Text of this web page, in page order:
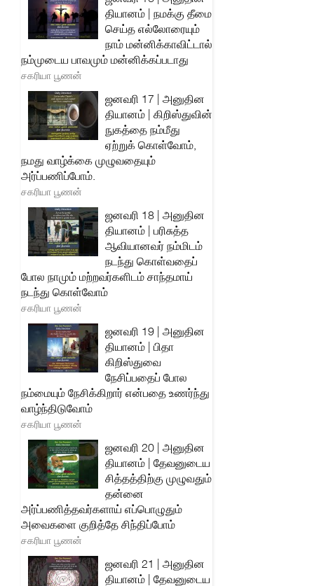
தியானம் | நமக்கு தீமை
செய்த எல்லோரையும்
நாம் மன்னிக்காவிட்டால்
நம்முடைய பாவமும் மன்னிக்கப்படாது
சகரியா பூணன்
ஜனவரி 17 | அனுதின
தியானம் | கிறிஸ்துவின்
நுகத்தை நம்மீது
ஏற்றுக் கொள்வோம்,
நமது வாழ்க்கை முழுவதையும்
அர்ப்பணிப்போம்.
சகரியா பூணன்
ஜனவரி 18 | அனுதின
தியானம் | பரிசுத்த
ஆவியானவர் நம்மிடம்
நடந்து கொள்வதைப்
போல நாமும் மற்றவர்களிடம் சாந்தமாய்
நடந்து கொள்வோம்
சகரியா பூணன்
ஜனவரி 19 | அனுதின
தியானம் | பிதா
கிறிஸ்துவை
நேசிப்பதைப் போல
நம்மையும் நேசிக்கிறார் என்பதை உணர்ந்து
வாழ்ந்திடுவோம்
சகரியா பூணன்
ஜனவரி 20 | அனுதின
தியானம் | தேவனுடைய
சித்தத்திற்கு முழுவதும்
தன்னை
அர்ப்பணித்தவர்களாய் எப்பொழுதும்
அவைகளை குறித்தே சிந்திப்போம்
சகரியா பூணன்
ஜனவரி 21 | அனுதின
தியானம் | தேவனுடைய